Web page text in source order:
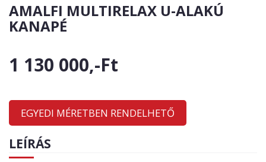
AMALFI MULTIRELAX U-ALAKÚ
KANAPÉ
1 130 000,-Ft
EGYEDI MÉRETBEN RENDELHETŐ
LEÍRÁS